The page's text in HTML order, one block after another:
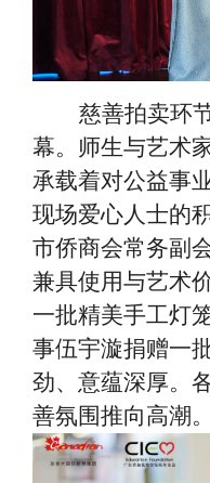
慈善拍卖环
幕。师生与艺术
承载着对公益事
现场爱心人士的
市侨商会常务副
兼具使用与艺术
一批精美手工灯
事伍宇漩捐赠一
劲、意蕴深厚。
善氛围推向高潮。